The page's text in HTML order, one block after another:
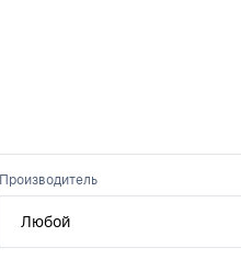
Производитель